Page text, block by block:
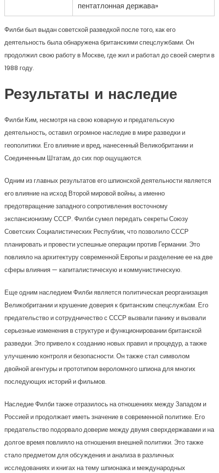
пентатлонная держава»
Филби был выдан советской разведкой после того, как его
деятельность была обнаружена британскими спецслужбами. Он
продолжил свою работу в Москве, где жил и работал до своей смерти в
1988 году.
Результаты и наследие
Филби Ким, несмотря на свою коварную и предательскую
деятельность, оставил огромное наследие в мире разведки и
геополитики. Его влияние и вред, нанесенный Великобритании и
Соединенным Штатам, до сих пор ощущаются.
Одним из главных результатов его шпионской деятельности является
его влияние на исход Второй мировой войны, а именно
предотвращение западного сопротивления восточному
экспансионизму СССР. Филби сумел передать секреты Союзу
Советских Социалистических Республик, что позволило СССР
планировать и провести успешные операции против Германии. Это
повлияло на архитектуру современной Европы и разделение ее на две
сферы влияния — капиталистическую и коммунистическую.
Еще одним наследием Филби является политическая реорганизация
Великобритании и крушение доверия к британским спецслужбам. Его
предательство и сотрудничество с СССР вызвали панику и вызвали
серьезные изменения в структуре и функционировании британской
разведки. Это привело к созданию новых правил и процедур, а также
улучшению контроля и безопасности. Он также стал символом
двойной агентуры и прототипом вероломного шпиона для многих
последующих историй и фильмов.
Наследие Филби также отразилось на отношениях между Западом и
Россией и продолжает иметь значение в современной политике. Его
предательство подорвало доверие между двумя сверхдержавами и на
долгое время повлияло на отношения внешней политики. Это также
стало предметом для обсуждения и анализа в различных
исследованиях и книгах на тему шпионажа и международных